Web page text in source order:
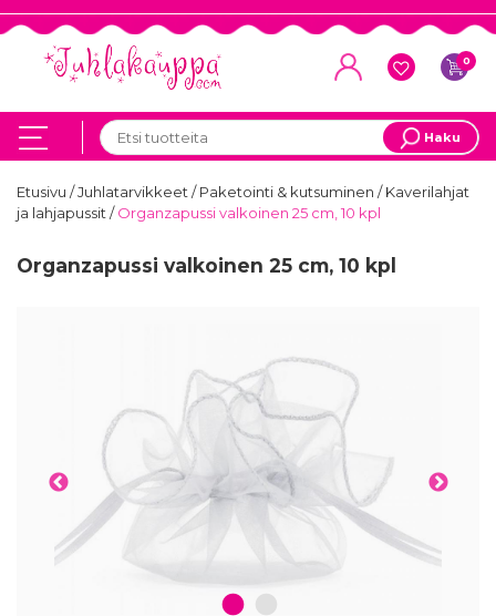
0
Haku
Etusivu /Juhlatarvikkeet/Paketointi & kutsuminen /Kaverilahjat
ja lahjapussit/Organzapussi valkoinen 25 cm, 10 kpl
Organzapussi valkoinen 25 cm, 10 kpl
1 2